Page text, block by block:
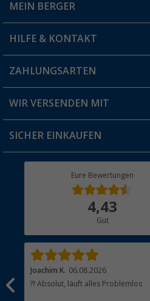
Filiale finden
MEIN BERGER
Vorteilskarte
Blog
Jobs & Karriere
Berger Bewusst
HILFE & KONTAKT
FAQ & Kontakt
Versandinformationen
Rücksendung
ZAHLUNGSARTEN
WIR VERSENDEN MIT
SICHER EINKAUFEN
Eure Bewertungen
4,43
Gut
Joachim K. 06.08.2026
?? Absolut, läuft alles Problemlos